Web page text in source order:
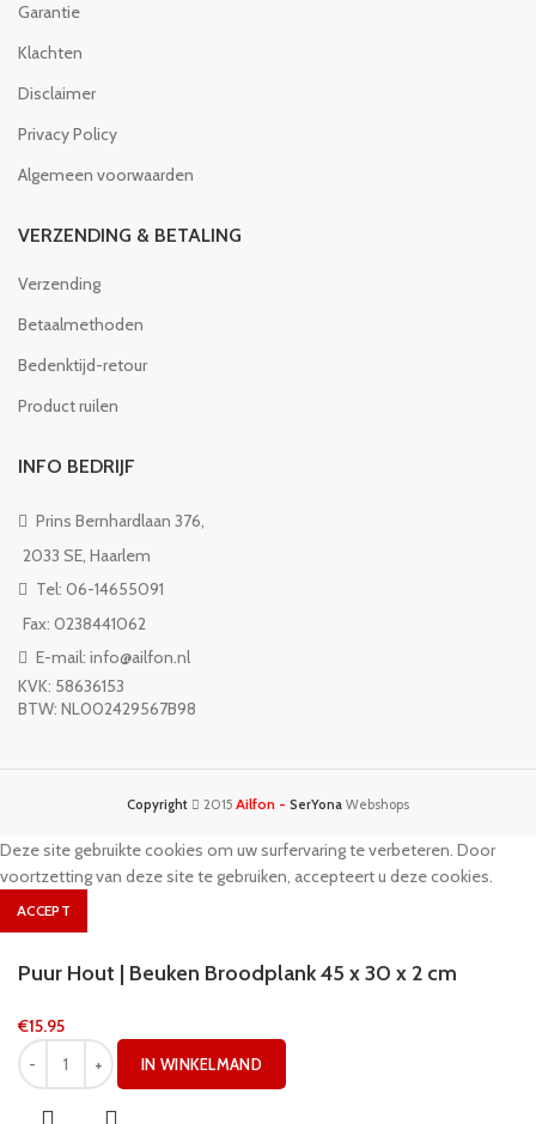
Garantie
Klachten
Disclaimer
Privacy Policy
Algemeen voorwaarden
VERZENDING & BETALING
Verzending
Betaalmethoden
Bedenktijd-retour
Product ruilen
INFO BEDRIJF
Prins Bernhardlaan 376,
2033 SE, Haarlem
Tel: 06-14655091
Fax: 0238441062
E-mail: info@ailfon.nl
KVK: 58636153
BTW: NL002429567B98
Copyright 2015 Ailfon - SerYona Webshops
Deze site gebruikte cookies om uw surfervaring te verbeteren. Door
voortzetting van deze site te gebruiken, accepteert u deze cookies.
ACCEPT
Puur Hout | Beuken Broodplank 45 x 30 x 2 cm
€15.95
IN WINKELMAND